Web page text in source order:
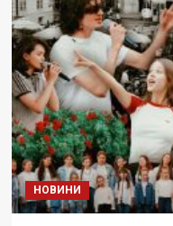
НОВИНИ